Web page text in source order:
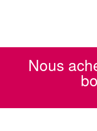
Nous